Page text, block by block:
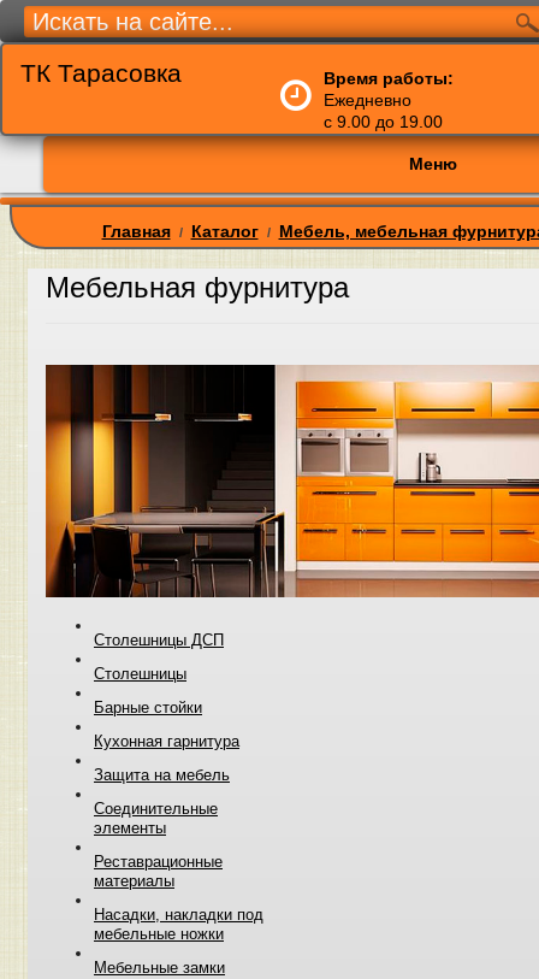
ТК Тарасовка
Время работы:
Ежедневно
с 9.00 до 19.00
Меню
Главная / Каталог / Мебель, мебельная
Мебельная фурнитура
Столешницы ДСП
Столешницы
Барные стойки
Кухонная гарнитура
Защита на мебель
Соединительные
элементы
Реставрационные
материалы
Насадки, накладки под
мебельные ножки
Мебельные замки